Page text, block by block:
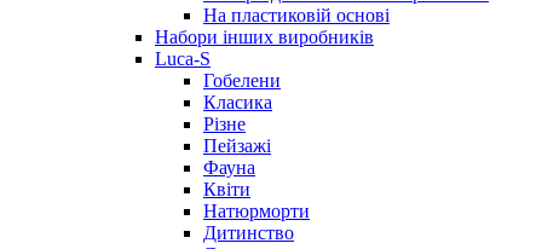
На пластиковій основі
Набори інших виробників
Luca-S
Гобелени
Класика
Різне
Пейзажі
Фауна
Квіти
Натюрморти
Дитинство